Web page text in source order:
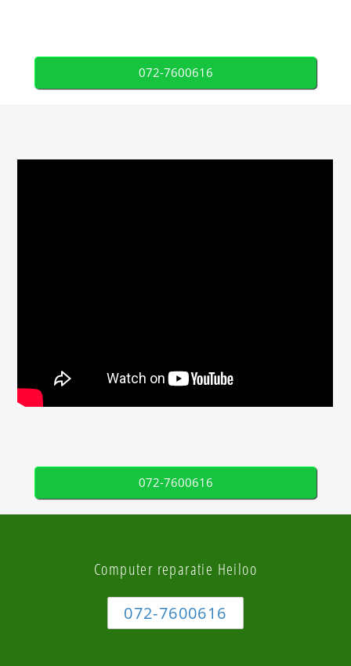
072-7600616
072-7600616
Computer reparatie Heiloo
072-7600616